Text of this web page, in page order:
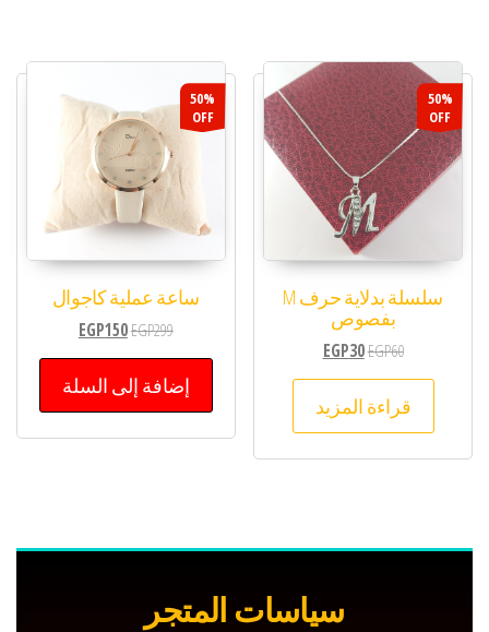
50%
OFF
سلسلة بدلاية حرف M
بفصوص
EGP60
EGP30
قراءة المزيد
50%
OFF
ساعة عملية كاجوال
EGP299
EGP150
إضافة إلى السلة
سياسات المتجر